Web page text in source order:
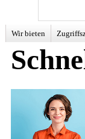
Wir bieten